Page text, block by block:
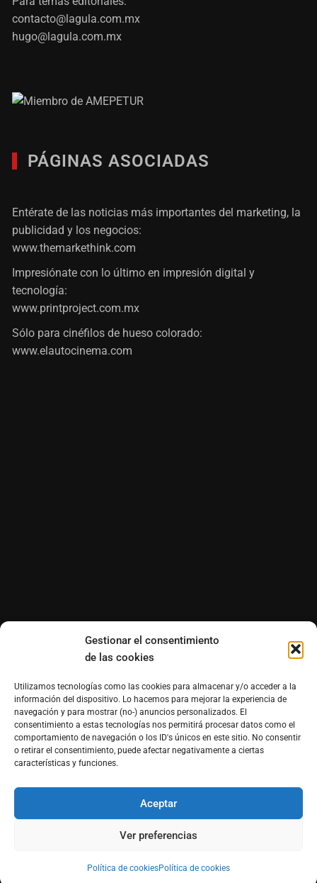
Gestionar el consentimiento
de las cookies
Utilizamos tecnologías como las cookies para almacenar y/o acceder a la
información del dispositivo. Lo hacemos para mejorar la experiencia de
navegación y para mostrar (no-) anuncios personalizados. El
consentimiento a estas tecnologías nos permitirá procesar datos como el
comportamiento de navegación o los ID's únicos en este sitio. No consentir
o retirar el consentimiento, puede afectar negativamente a ciertas
características y funciones.
Aceptar
Ver preferencias
Política de cookiesPolítica de cookies
contacto@lagula.com.mx
hugo@lagula.com.mx
PÁGINAS ASOCIADAS
Entérate de las noticias más importantes del marketing, la
publicidad y los negocios:
www.themarkethink.com
Impresiónate con lo último en impresión digital y
tecnología:
www.printproject.com.mx
Sólo para cinéfilos de hueso colorado:
www.elautocinema.com
®Derechos reservados de Morfosmedia Comunicaciones
prohibida la reproducción total o parcial WordPress
Política de cookies (UE)